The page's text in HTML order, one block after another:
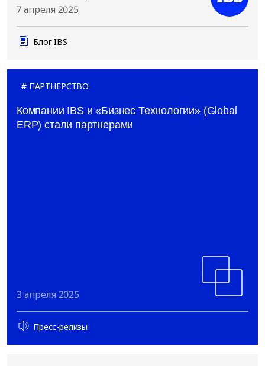
7 апреля 2025
Блог IBS
ПАРТНЕРСТВО
Компании IBS и «Бизнес Технологии» (Global
ERP) стали партнерами
3 апреля 2025
Пресс-релизы